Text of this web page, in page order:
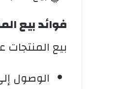
فوائد بيع
بيع المنتجات
الوصول